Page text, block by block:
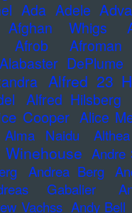
Ada Adele
Afghan Whigs
Afrob Afroman
Alabaster DePlume
Alfred 23
Alfred Hilsberg
Cooper Alice
Alma Naidu
Winehouse Andre
Andrea Berg
Gabalier
Vachss Andy Bell